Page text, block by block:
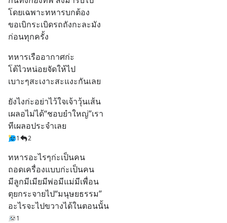
โดยเฉพาะทหารบกต้อง
ขอเบิกระเบิดรถถังกะละมัง
ก่อนทุกครั้ง
ทหารเรืออากาศก่ะ
โต้ไวหน่อยจัดให้ไป
เบาะๆสะเงาะสะแงะกันเลย
ยังไงก่ะอย่าไว้ใจเจ้าวุ้นเส้น
เผลอไม่ได้“ชอบยำใหญ่”เรา
ทีเผลอประจำเลย
1 2
ทหารอะไรๆก่ะเป็นคน
ถอดเครื่องแบบก่ะเป็นคน
มีลูกมีเมียมีพ่อมีแม่มีเพื่อน
ตุยกระจายไป“มนุษยธรรม”
อะไรจะไปขวางได้ในตอนนั้น
1